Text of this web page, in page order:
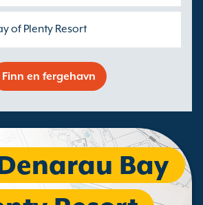
of Plenty Resort
Finn en fergehavn
Bay